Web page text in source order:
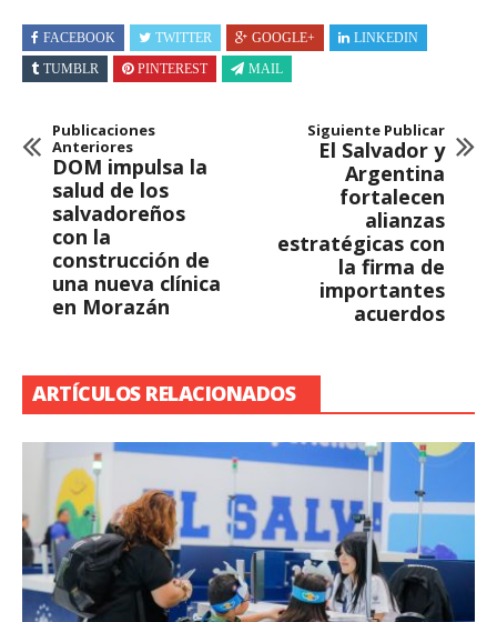
FACEBOOK TWITTER GOOGLE+
LINKEDIN
TUMBLR
PINTEREST MAIL
Publicaciones
Anteriores
DOM impulsa la
salud de los
salvadoreños
con la
construcción de
una nueva clínica
en Morazán
Siguiente Publicar
El Salvador y
Argentina
fortalecen
alianzas
estratégicas con
la firma de
importantes
acuerdos
ARTÍCULOS RELACIONADOS